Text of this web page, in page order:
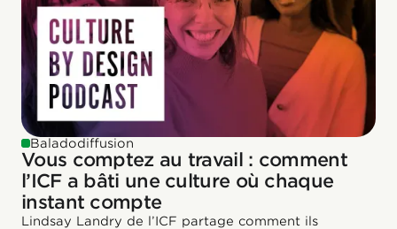
Baladodiffusion
Vous comptez au travail : comment
l’ICF a bâti une culture où chaque
instant compte
Lindsay Landry de l’ICF partage comment ils